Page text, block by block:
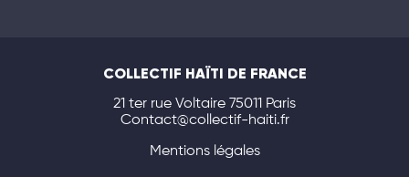
COLLECTIF HAÏTI DE FRANCE
21 ter rue Voltaire 75011 Paris
Contact@collectif-haiti.fr
Mentions légales